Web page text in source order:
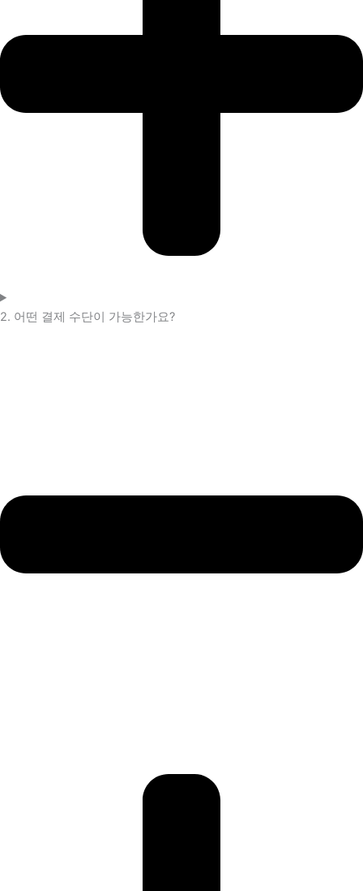
2. 어떤 결제 수단이 가능한가요?